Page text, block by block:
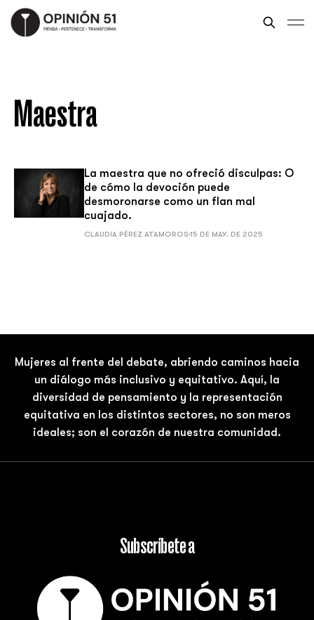
Maestra
La maestra que no ofreció disculpas: O
de cómo la devoción puede
desmoronarse como un flan mal
cuajado.
CLAUDIA PÉREZ ATAMOROS 15 DE MAY. DE 2025
Mujeres al frente del debate, abriendo caminos hacia
un diálogo más inclusivo y equitativo. Aquí, la
diversidad de pensamiento y la representación
equitativa en los distintos sectores, no son meros
ideales; son el corazón de nuestra comunidad.
Subscríbete a